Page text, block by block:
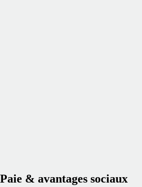
Paie & avantages sociaux